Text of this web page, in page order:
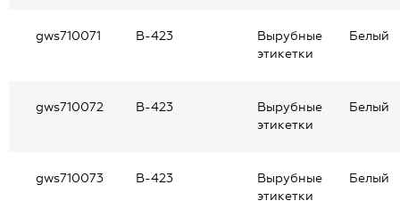
gws710071 В-423
Вырубные
этикетки
Белый
gws710072 В-423
Вырубные
этикетки
Белый
gws710073 В-423
Вырубные
этикетки
Белый